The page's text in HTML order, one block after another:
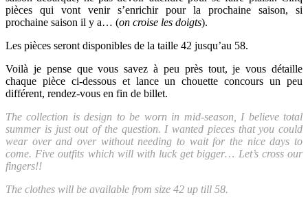
pièces qui vont venir s’enrichir pour la prochaine saison, si
prochaine saison il y a… (on croise les doigts).
Les pièces seront disponibles de la taille 42 jusqu’au 58.
Voilà je pense que vous savez à peu près tout, je vous détaille
chaque pièce ci-dessous et lance un chouette concours un peu
différent, rendez-vous en fin de billet.
The collection is design to be worn in mid-season, I believe total
summer is just out of the question. I wanted pieces that you could
wear over and over without needing to wait for the nice days to
come. Five outfits which will with luck get bigger… Let’s cross our
fingers!!
The clothes will be available from size 42 up till 58.